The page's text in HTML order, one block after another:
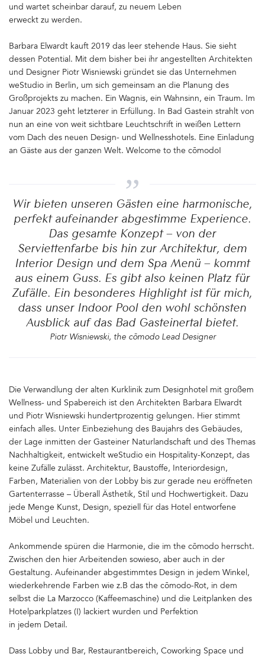
und wartet scheinbar darauf, zu neuem Leben
erweckt zu werden.
Barbara Elwardt kauft 2019 das leer stehende Haus. Sie sieht
dessen Potential. Mit dem bisher bei ihr angestellten Architekten
und Designer Piotr Wisniewski gründet sie das Unternehmen
weStudio in Berlin, um sich gemeinsam an die Planung des
Großprojekts zu machen. Ein Wagnis, ein Wahnsinn, ein Traum. Im
Januar 2023 geht letzterer in Erfüllung. In Bad Gastein strahlt von
nun an eine von weit sichtbare Leuchtschrift in weißen Lettern
vom Dach des neuen Design- und Wellnesshotels. Eine Einladung
an Gäste aus der ganzen Welt. Welcome to the cōmodo!
Wir bieten unseren Gästen eine harmonische,
perfekt aufeinander abgestimme Experience.
Das gesamte Konzept – von der
Serviettenfarbe bis hin zur Architektur, dem
Interior Design und dem Spa Menü – kommt
aus einem Guss. Es gibt also keinen Platz für
Zufälle. Ein besonderes Highlight ist für mich,
dass unser Indoor Pool den wohl schönsten
Ausblick auf das Bad Gasteinertal bietet.
Piotr Wisniewski, the cōmodo Lead Designer
Die Verwandlung der alten Kurklinik zum Designhotel mit großem
Wellness- und Spabereich ist den Architekten Barbara Elwardt
und Piotr Wisniewski hundertprozentig gelungen. Hier stimmt
einfach alles. Unter Einbeziehung des Baujahrs des Gebäudes,
der Lage inmitten der Gasteiner Naturlandschaft und des Themas
Nachhaltigkeit, entwickelt weStudio ein Hospitality-Konzept, das
keine Zufälle zulässt. Architektur, Baustoffe, Interiordesign,
Farben, Materialien von der Lobby bis zur gerade neu eröffneten
Gartenterrasse – Überall Ästhetik, Stil und Hochwertigkeit. Dazu
jede Menge Kunst, Design, speziell für das Hotel entworfene
Möbel und Leuchten.
Ankommende spüren die Harmonie, die im the cōmodo herrscht.
Zwischen den hier Arbeitenden sowieso, aber auch in der
Gestaltung. Aufeinander abgestimmtes Design in jedem Winkel,
wiederkehrende Farben wie z.B das the cōmodo-Rot, in dem
selbst die La Marzocco (Kaffeemaschine) und die Leitplanken des
Hotelparkplatzes (!) lackiert wurden und Perfektion
in jedem Detail.
Dass Lobby und Bar, Restaurantbereich, Coworking Space und